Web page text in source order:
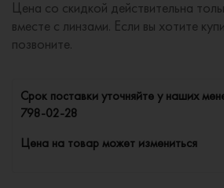
Цена со скидкой действительна
вместе с линзами. Если вы хотите
позвоните.
Cрок поставки уточняйте у наших
798-02-28
Цена на товар может измениться